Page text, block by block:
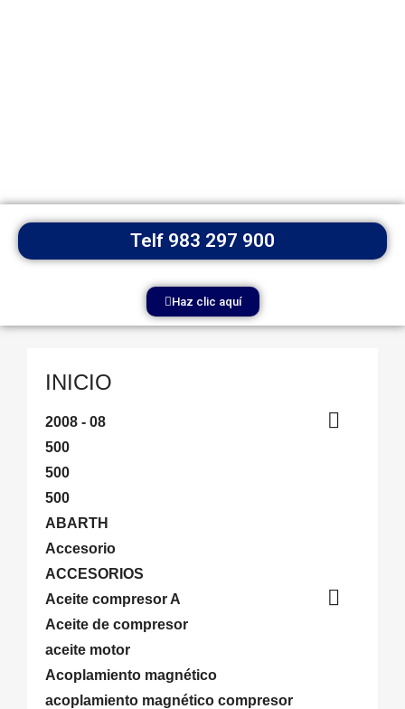
Telf 983 297 900
Haz clic aquí
INICIO
2008 - 08 
500
500
500
ABARTH
Accesorio
ACCESORIOS
Aceite compresor A

Aceite de compresor
aceite motor
Acoplamiento magnético
acoplamiento magnético compresor